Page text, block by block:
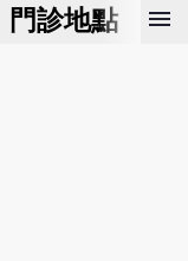
門診地點 預
menu